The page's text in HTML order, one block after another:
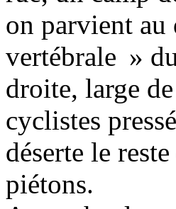
on parvient
vertébrale »
droite, large
cyclistes
déserte le
piétons.